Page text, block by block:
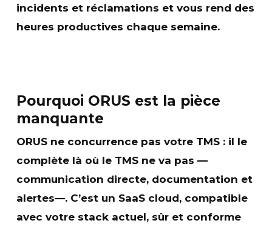
incidents et réclamations et vous rend des
heures productives chaque semaine.
Pourquoi ORUS est la pièce
manquante
ORUS ne concurrence pas votre TMS : il le
complètelà où le TMS ne va pas —
communication directe, documentation et
alertes—. C’est un SaaS cloud, compatible
avec votre stack actuel, sûr et conforme